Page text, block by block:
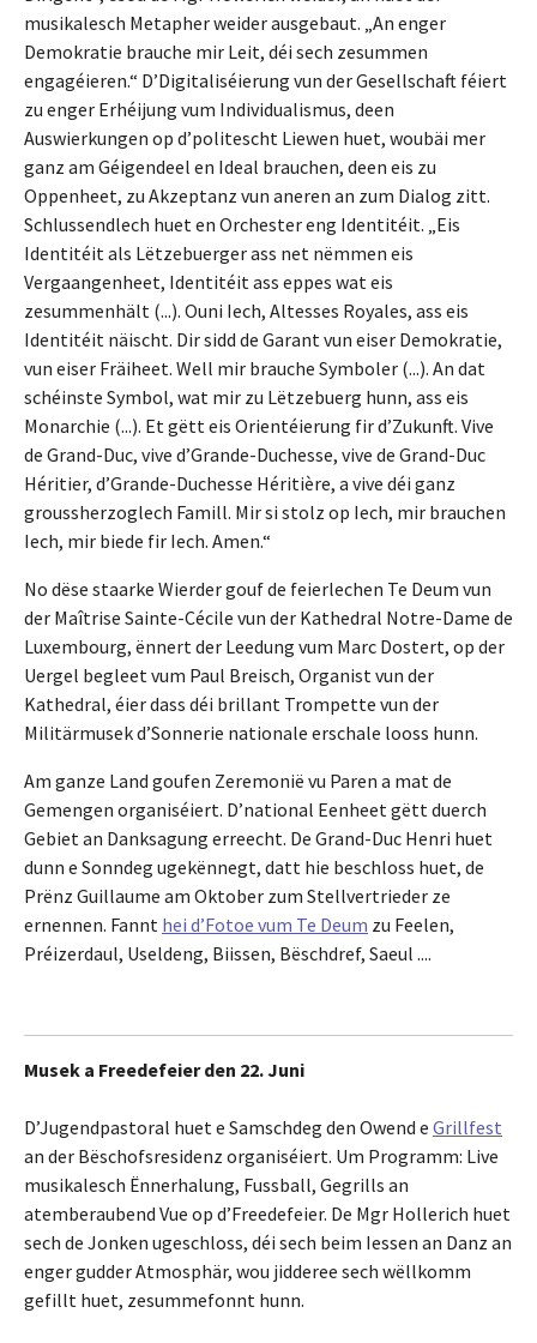
musikalesch Metapher weider ausgebaut. „An enger
Demokratie brauche mir Leit, déi sech zesummen
engagéieren.“ D’Digitaliséierung vun der Gesellschaft féiert
zu enger Erhéijung vum Individualismus, deen
Auswierkungen op d’politescht Liewen huet, woubäi mer
ganz am Géigendeel en Ideal brauchen, deen eis zu
Oppenheet, zu Akzeptanz vun aneren an zum Dialog zitt.
Schlussendlech huet en Orchester eng Identitéit. „Eis
Identitéit als Lëtzebuerger ass net nëmmen eis
Vergaangenheet, Identitéit ass eppes wat eis
zesummenhält (...). Ouni Iech, Altesses Royales, ass eis
Identitéit näischt. Dir sidd de Garant vun eiser Demokratie,
vun eiser Fräiheet. Well mir brauche Symboler (...). An dat
schéinste Symbol, wat mir zu Lëtzebuerg hunn, ass eis
Monarchie (...). Et gëtt eis Orientéierung fir d’Zukunft. Vive
de Grand-Duc, vive d’Grande-Duchesse, vive de Grand-Duc
Héritier, d’Grande-Duchesse Héritière, a vive déi ganz
groussherzoglech Famill. Mir si stolz op Iech, mir brauchen
Iech, mir biede fir Iech. Amen.“
No dëse staarke Wierder gouf de feierlechen Te Deum vun
der Maîtrise Sainte-Cécile vun der Kathedral Notre-Dame de
Luxembourg, ënnert der Leedung vum Marc Dostert, op der
Uergel begleet vum Paul Breisch, Organist vun der
Kathedral, éier dass déi brillant Trompette vun der
Militärmusek d’Sonnerie nationale erschale looss hunn.
Am ganze Land goufen Zeremonië vu Paren a mat de
Gemengen organiséiert. D’national Eenheet gëtt duerch
Gebiet an Danksagung erreecht. De Grand-Duc Henri huet
dunn e Sonndeg ugekënnegt, datt hie beschloss huet, de
Prënz Guillaume am Oktober zum Stellvertrieder ze
ernennen. Fannt hei d’Fotoe vum Te Deum zu Feelen,
Préizerdaul, Useldeng, Biissen, Bëschdref, Saeul ....
Musek a Freedefeier den 22. Juni
D’Jugendpastoral huet e Samschdeg den Owend e Grillfest
an der Bëschofsresidenz organiséiert. Um Programm: Live
musikalesch Ënnerhalung, Fussball, Gegrills an
atemberaubend Vue op d’Freedefeier. De Mgr Hollerich huet
sech de Jonken ugeschloss, déi sech beim Iessen an Danz an
enger gudder Atmosphär, wou jidderee sech wëllkomm
gefillt huet, zesummefonnt hunn.